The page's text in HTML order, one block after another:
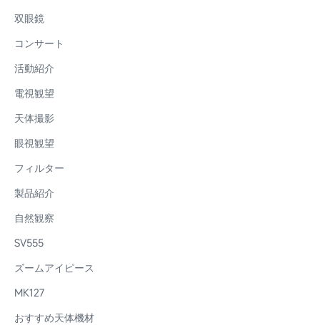
双眼鏡
コンサート
活動紹介
電視観望
天体撮影
眼視観望
フィルター
製品紹介
自然観察
SV555
ズームアイピース
MK127
おすすめ天体機材